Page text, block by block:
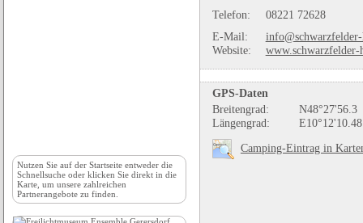
Telefon:
08221 72628
E-Mail:
Website:
www.schwarzfelder-
GPS-Daten
Breitengrad:
N48°27'56.3
Längengrad:
E10°12'10.48
Camping-Eintrag in
Nutzen Sie auf der Startseite entweder die
Schnellsuche oder klicken Sie direkt in die
Karte, um unsere zahlreichen
Partnerangebote zu finden.